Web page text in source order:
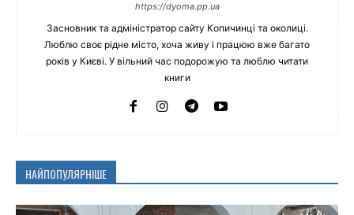
https://dyoma.pp.ua
Засновник та адміністратор сайту Копичинці та околиці.
Люблю своє рідне місто, хоча живу і працюю вже багато
років у Києві. У вільний час подорожую та люблю читати
книги
НАЙПОПУЛЯРНІШЕ